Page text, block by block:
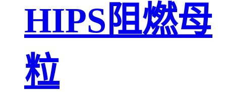
HIPS阻燃母
粒